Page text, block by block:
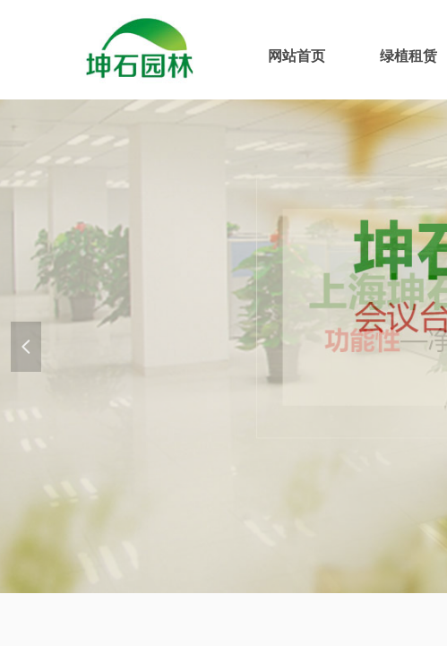
网站首页 绿植租赁
넳